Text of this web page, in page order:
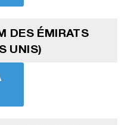
DES ÉMIRATS
UNIS)